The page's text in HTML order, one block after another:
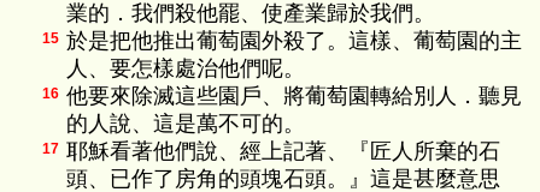
業的．我們殺他罷、使產業歸於我們。
15 於是把他推出葡萄園外殺了。這樣、葡萄園的主
人、要怎樣處治他們呢。
16 他要來除滅這些園戶、將葡萄園轉給別人．聽見
的人說、這是萬不可的。
17 耶穌看著他們說、經上記著、『匠人所棄的石
頭、已作了房角的頭塊石頭。』這是甚麼意思